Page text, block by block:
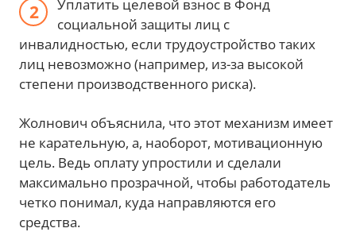
Уплатить целевой взнос в Фонд
социальной защиты лиц с
инвалидностью, если трудоустройство таких
лиц невозможно (например, из-за высокой
степени производственного риска).
Жолнович объяснила, что этот механизм имеет
не карательную, а, наоборот, мотивационную
цель. Ведь оплату упростили и сделали
максимально прозрачной, чтобы работодатель
четко понимал, куда направляются его
средства.